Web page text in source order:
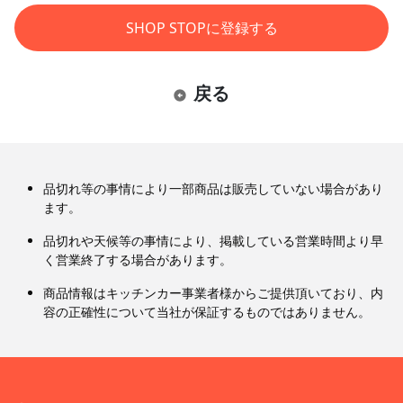
SHOP STOPに登録する
戻る
品切れ等の事情により一部商品は販売していない場合があり
ます。
品切れや天候等の事情により、掲載している営業時間より早
く営業終了する場合があります。
商品情報はキッチンカー事業者様からご提供頂いており、内
容の正確性について当社が保証するものではありません。